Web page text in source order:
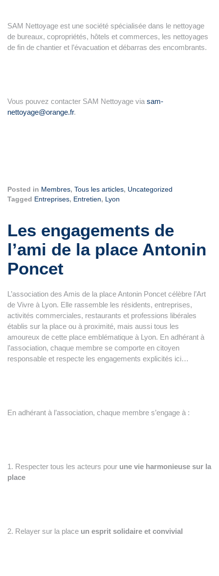
SAM Nettoyage est une société spécialisée dans le nettoyage
de bureaux, copropriétés, hôtels et commerces, les nettoyages
de fin de chantier et l’évacuation et débarras des encombrants.
Vous pouvez contacter SAM Nettoyage via sam-
nettoyage@orange.fr.
Posted in Membres, Tous les articles, Uncategorized
Tagged Entreprises, Entretien, Lyon
Les engagements de
l’ami de la place Antonin
Poncet
L’association des Amis de la place Antonin Poncet célèbre l’Art
de Vivre à Lyon. Elle rassemble les résidents, entreprises,
activités commerciales, restaurants et professions libérales
établis sur la place ou à proximité, mais aussi tous les
amoureux de cette place emblématique à Lyon. En adhérant à
l’association, chaque membre se comporte en citoyen
responsable et respecte les engagements explicités ici…
En adhérant à l’association, chaque membre s’engage à :
1. Respecter tous les acteurs pour une vie harmonieuse sur la
place
2. Relayer sur la place un esprit solidaire et convivial